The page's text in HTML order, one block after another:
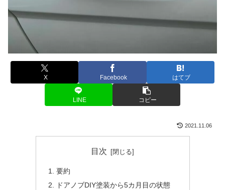
X Facebook はてブ
LINE コピー
2021.11.06
目次
要約
ドアノブDIY塗装から5カ月目の状態